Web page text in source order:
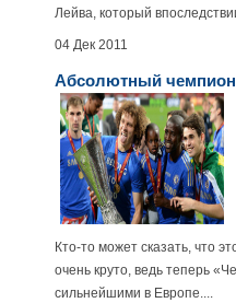
Лейва, который
04 Дек 2011
Абсолютный чемпион
Кто-то может сказать, что
очень круто, ведь теперь
сильнейшими в Европе....